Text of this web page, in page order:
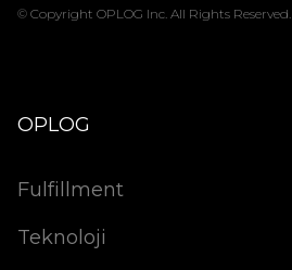
© Copyright OPLOG Inc. All Rights Reserved.
OPLOG
Fulfillment
Teknoloji